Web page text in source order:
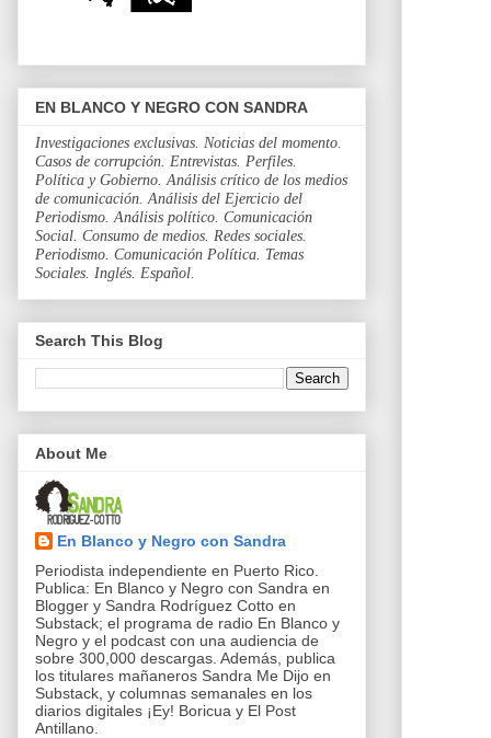
EN BLANCO Y NEGRO CON SANDRA
Investigaciones exclusivas. Noticias del momento.
Casos de corrupción. Entrevistas. Perfiles.
Política y Gobierno. Análisis crítico de los medios
de comunicación. Análisis del Ejercicio del
Periodismo. Análisis político. Comunicación
Social. Consumo de medios. Redes sociales.
Periodismo. Comunicación Política. Temas
Sociales. Inglés. Español.
Search This Blog
About Me
En Blanco y Negro con Sandra
Periodista independiente en Puerto Rico.
Publica: En Blanco y Negro con Sandra en
Blogger y Sandra Rodríguez Cotto en
Substack; el programa de radio En Blanco y
Negro y el podcast con una audiencia de
sobre 300,000 descargas. Además, publica
los titulares mañaneros Sandra Me Dijo en
Substack, y columnas semanales en los
diarios digitales ¡Ey! Boricua y El Post
Antillano.